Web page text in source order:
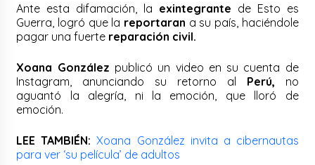
Ante esta difamación, la exintegrante de Esto es
Guerra, logró que la reportaran a su país, haciéndole
pagar una fuerte reparación civil.
Xoana González publicó un video en su cuenta de
Instagram, anunciando su retorno al Perú, no
aguantó la alegría, ni la emoción, que lloró de
emoción.
LEE TAMBIÉN:Xoana González invita a cibernautas
para ver ‘su película’ de adultos